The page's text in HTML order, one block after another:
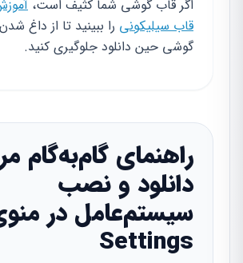
اگر قاب گوشی شما کثیف است،
قاب سیلیکونی را ببینید تا از داغ
گوشی حین دانلود جلوگیری کنید.
راهنمای گام‌به‌گام
دانلود و نصب
سیستم‌عامل در
Settings